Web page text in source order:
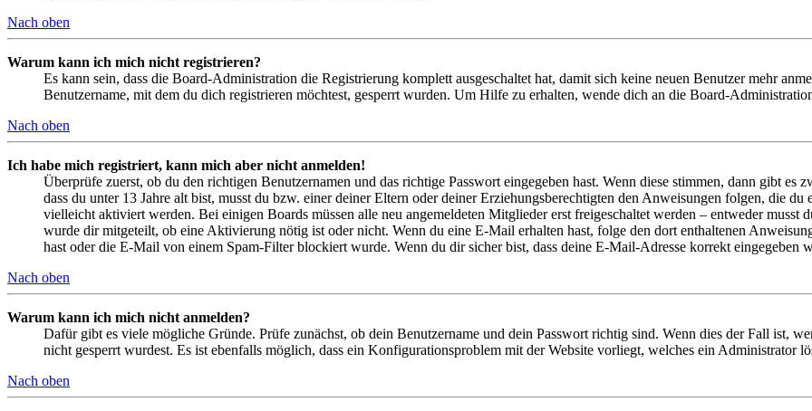
Nach oben
Warum kann ich mich nicht registrieren?
Es kann sein, dass die Board-Administration die Registrierung komplett ausgeschaltet hat, damit sich keine neuen Benutzer mehr
Benutzername, mit dem du dich registrieren möchtest, gesperrt wurden. Um Hilfe zu erhalten, wende dich an die Board-
Nach oben
Ich habe mich registriert, kann mich aber nicht anmelden!
Überprüfe zuerst, ob du den richtigen Benutzernamen und das richtige Passwort eingegeben hast. Wenn diese stimmen, dann gibt es
dass du unter 13 Jahre alt bist, musst du bzw. einer deiner Eltern oder deiner Erziehungsberechtigten den Anweisungen folgen, die
vielleicht aktiviert werden. Bei einigen Boards müssen alle neu angemeldeten Mitglieder erst freigeschaltet werden – entweder musst
wurde dir mitgeteilt, ob eine Aktivierung nötig ist oder nicht. Wenn du eine E-Mail erhalten hast, folge den dort enthaltenen
hast oder die E-Mail von einem Spam-Filter blockiert wurde. Wenn du dir sicher bist, dass deine E-Mail-Adresse korrekt eingegeben
Nach oben
Warum kann ich mich nicht anmelden?
Dafür gibt es viele mögliche Gründe. Prüfe zunächst, ob dein Benutzername und dein Passwort richtig sind. Wenn dies der Fall ist,
nicht gesperrt wurdest. Es ist ebenfalls möglich, dass ein Konfigurationsproblem mit der Website vorliegt, welches ein Administrator
Nach oben